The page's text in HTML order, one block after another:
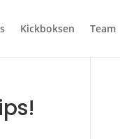
Kickboksen Team